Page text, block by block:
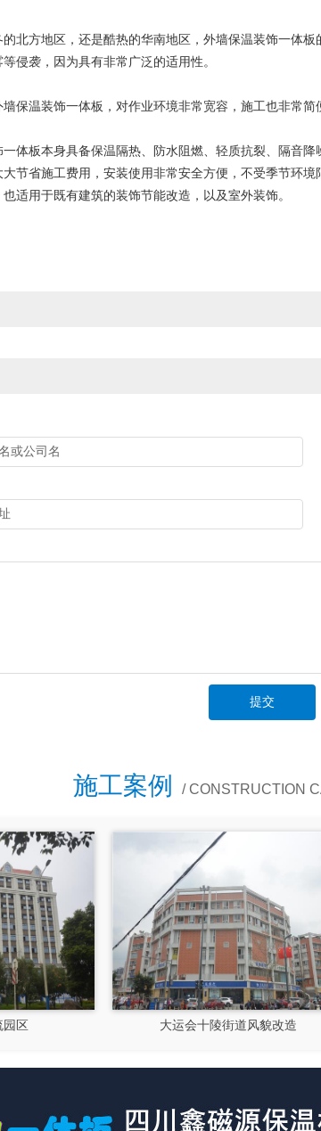
方地区，还是酷热的华南地区，外墙保温装饰一体板
侵袭，因为具有非常广泛的适用性。
温装饰一体板，对作业环境非常宽容，施工也非常简
板本身具备保温隔热、防水阻燃、轻质抗裂、隔音降
大节省施工费用，安装使用非常安全方便，不受季节环
适用于既有建筑的装饰节能改造，以及室外装饰。
施工案例 / CONSTRUCTION
大运会十陵街道风貌改造